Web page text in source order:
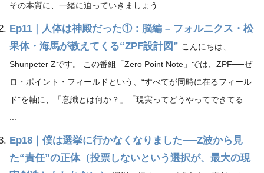
その本質に、一緒に迫っていきましょう ... ...
Ep11｜人体は神殿だった①：脳編 – フォルニクス・松
果体・海馬が教えてくる“ZPF設計図” こんにちは、
Shunpeter Zです。 この番組「Zero Point Note」では、ZPF──ゼ
ロ・ポイント・フィールドという、“すべてが同時に在るフィール
ド”を軸に、「意識とは何か？」「現実ってどうやってできてる ...
Ep18｜僕は選挙に行かなくなりました──Z波から見
た“責任”の正体（投票しないという選択が、最大の現